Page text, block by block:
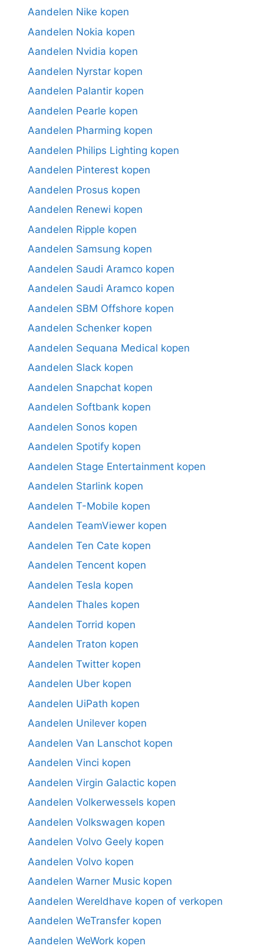
Aandelen Nike kopen
Aandelen Nokia kopen
Aandelen Nvidia kopen
Aandelen Nyrstar kopen
Aandelen Palantir kopen
Aandelen Pearle kopen
Aandelen Pharming kopen
Aandelen Philips Lighting kopen
Aandelen Pinterest kopen
Aandelen Prosus kopen
Aandelen Renewi kopen
Aandelen Ripple kopen
Aandelen Samsung kopen
Aandelen Saudi Aramco kopen
Aandelen Saudi Aramco kopen
Aandelen SBM Offshore kopen
Aandelen Schenker kopen
Aandelen Sequana Medical kopen
Aandelen Slack kopen
Aandelen Snapchat kopen
Aandelen Softbank kopen
Aandelen Sonos kopen
Aandelen Spotify kopen
Aandelen Stage Entertainment kopen
Aandelen Starlink kopen
Aandelen T-Mobile kopen
Aandelen TeamViewer kopen
Aandelen Ten Cate kopen
Aandelen Tencent kopen
Aandelen Tesla kopen
Aandelen Thales kopen
Aandelen Torrid kopen
Aandelen Traton kopen
Aandelen Twitter kopen
Aandelen Uber kopen
Aandelen UiPath kopen
Aandelen Unilever kopen
Aandelen Van Lanschot kopen
Aandelen Vinci kopen
Aandelen Virgin Galactic kopen
Aandelen Volkerwessels kopen
Aandelen Volkswagen kopen
Aandelen Volvo Geely kopen
Aandelen Volvo kopen
Aandelen Warner Music kopen
Aandelen Wereldhave kopen of verkopen
Aandelen WeTransfer kopen
Aandelen WeWork kopen